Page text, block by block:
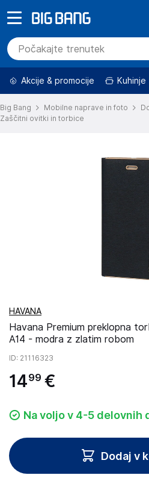
Akcije & promocije Kuhinje
Big Bang Mobilne naprave in foto
Zaščitni ovitki in torbice
HAVANA
Havana Premium preklopna
A14 - modra z zlatim robom
ID: 21116323
1499 €
Na voljo v 4-5 delovnih
Dodaj v